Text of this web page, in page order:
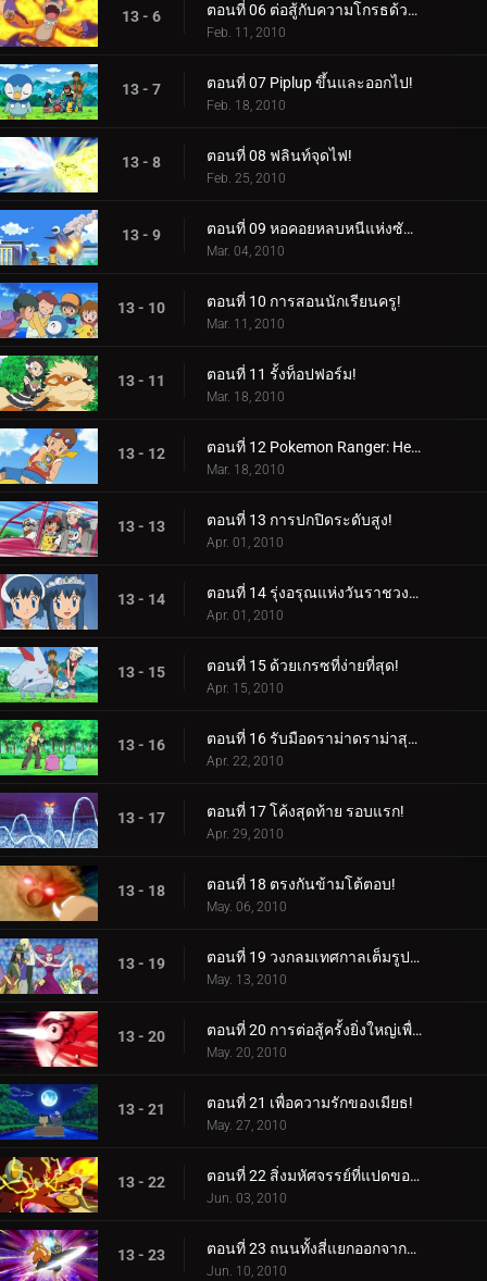
13 - 6 ตอนที่ 06 ต่อสู้กับความโกรธด้วยไฟ!
Feb. 11, 2010
13 - 7 ตอนที่ 07 Piplup ขึ้นและออกไป!
Feb. 18, 2010
13 - 8 ตอนที่ 08 ฟลินท์จุดไฟ!
Feb. 25, 2010
13 - 9 ตอนที่ 09 หอคอยหลบหนีแห่งซันนี่ชอร์!
Mar. 04, 2010
13 - 10 ตอนที่ 10 การสอนนักเรียนครู!
Mar. 11, 2010
13 - 11 ตอนที่ 11 รั้งท็อปฟอร์ม!
Mar. 18, 2010
13 - 12 ตอนที่ 12 Pokemon Ranger: Heatran Rescue!
Mar. 18, 2010
13 - 13 ตอนที่ 13 การปกปิดระดับสูง!
Apr. 01, 2010
13 - 14 ตอนที่ 14 รุ่งอรุณแห่งวันราชวงศ์!
Apr. 01, 2010
13 - 15 ตอนที่ 15 ด้วยเกรซที่ง่ายที่สุด!
Apr. 15, 2010
13 - 16 ตอนที่ 16 รับมือดราม่าดราม่าสุดเดือด!
Apr. 22, 2010
13 - 17 ตอนที่ 17 โค้งสุดท้าย รอบแรก!
Apr. 29, 2010
13 - 18 ตอนที่ 18 ตรงกันข้ามโต้ตอบ!
May. 06, 2010
13 - 19 ตอนที่ 19 วงกลมเทศกาลเต็มรูปแบบมา!
May. 13, 2010
13 - 20 ตอนที่ 20 การต่อสู้ครั้งยิ่งใหญ่เพื่อชัยชนะ!
May. 20, 2010
13 - 21 ตอนที่ 21 เพื่อความรักของเมียธ!
May. 27, 2010
13 - 22 ตอนที่ 22 สิ่งมหัศจรรย์ที่แปดของโลกซินโน!
Jun. 03, 2010
13 - 23 ตอนที่ 23 ถนนทั้งสี่แยกออกจากท่าเรือโปเกมอน!
Jun. 10, 2010